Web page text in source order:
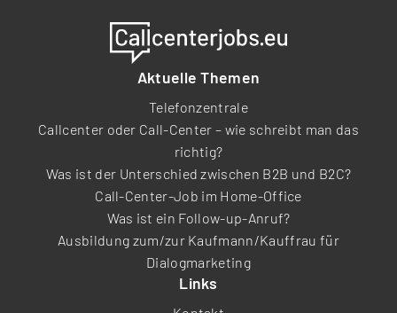
Aktuelle Themen
Telefonzentrale
Callcenter oder Call-Center – wie schreibt man das
richtig?
Was ist der Unterschied zwischen B2B und B2C?
Call-Center-Job im Home-Office
Was ist ein Follow-up-Anruf?
Ausbildung zum/zur Kaufmann/Kauffrau für
Dialogmarketing
Links